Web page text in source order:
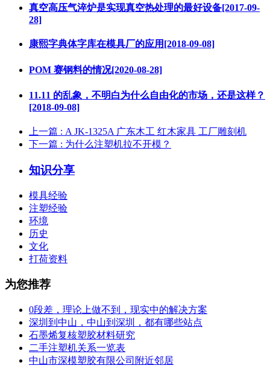
真空高压气淬炉是实现真空热处理的最好设备[2017-09-
28]
康熙字典体字库在模具厂的应用[2018-09-08]
POM 赛钢料的情况[2020-08-28]
11.11 的乱象，不明白为什么自由化的市场，还是这样？
[2018-09-08]
上一篇 : A JK-1325A 广东木工 红木家具 工厂雕刻机
下一篇 : 为什么注塑机拉不开模？
知识分享
模具经验
注塑经验
环境
历史
文化
打荷资料
为您推荐
0段差，理论上做不到，现实中的解决方案
深圳到中山，中山到深圳，都有哪些站点
石墨烯复核塑胶材料研究
二手注塑机关系一览表
中山市深模塑胶有限公司附近邻居